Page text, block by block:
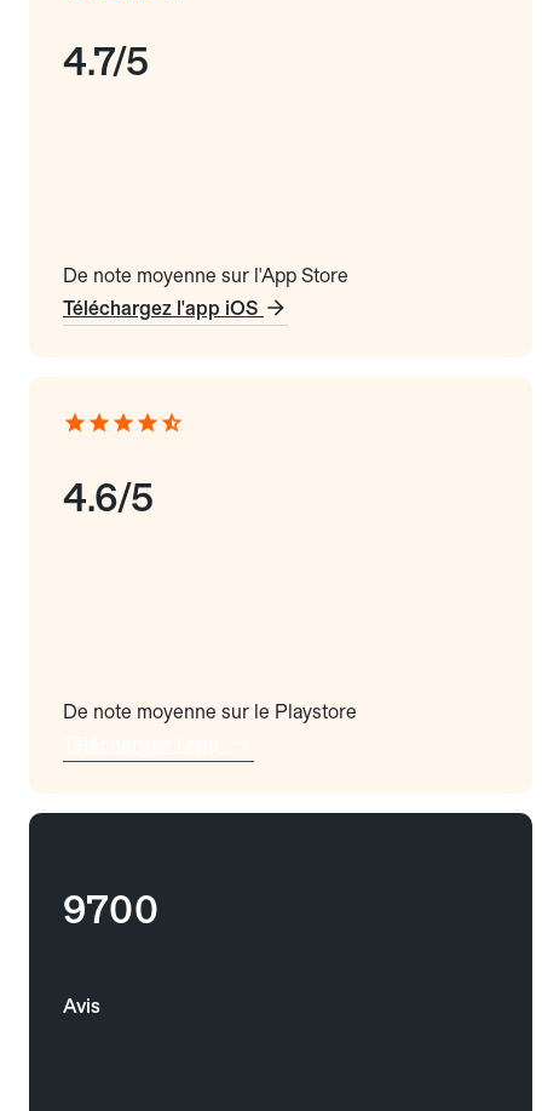
4.7/5
De note moyenne sur l'App Store
Téléchargez l'app iOS
4.6/5
De note moyenne sur le Playstore
9700
Avis